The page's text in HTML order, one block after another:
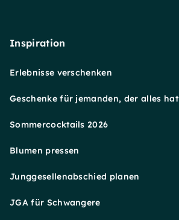
Inspiration
Erlebnisse verschenken
Geschenke für jemanden, der alles hat
Sommercocktails 2026
Blumen pressen
Junggesellenabschied planen
JGA für Schwangere